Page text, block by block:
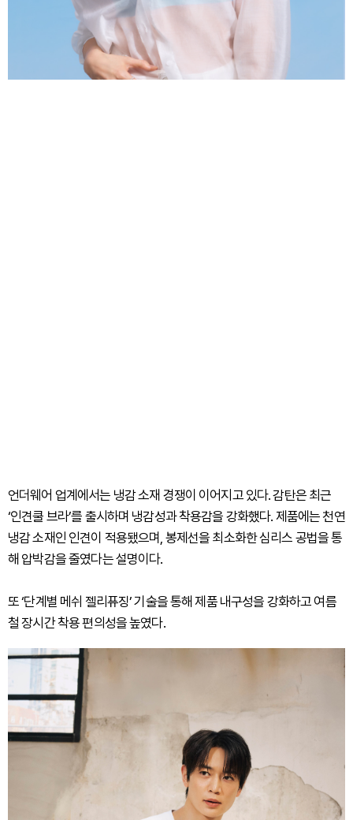
언더웨어 업계에서는 냉감 소재 경쟁이 이어지고 있다. 감탄은 최근
‘인견쿨 브라’를 출시하며 냉감성과 착용감을 강화했다. 제품에는 천연
냉감 소재인 인견이 적용됐으며, 봉제선을 최소화한 심리스 공법을 통
해 압박감을 줄였다는 설명이다.
또 ‘단계별 메쉬 젤리퓨징’ 기술을 통해 제품 내구성을 강화하고 여름
철 장시간 착용 편의성을 높였다.